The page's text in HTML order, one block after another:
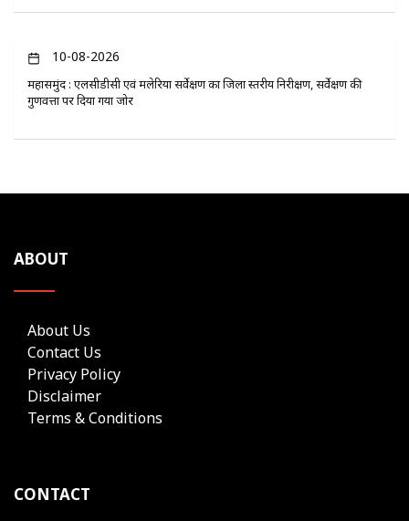
10-08-2026
महासमुंद : एलसीडीसी एवं मलेरिया सर्वेक्षण का जिला स्तरीय निरीक्षण, सर्वेक्षण की
गुणवत्ता पर दिया गया जोर
ABOUT
About Us
Contact Us
Privacy Policy
Disclaimer
Terms & Conditions
CONTACT